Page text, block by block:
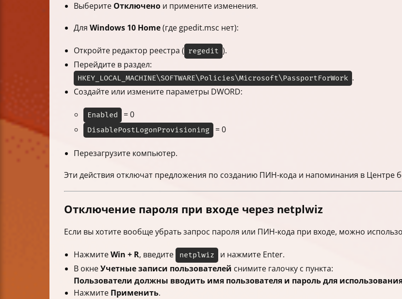
Выберите Отключено и примените изменения.
Для Windows 10 Home(где gpedit.msc нет):
Откройте редактор реестра ( regedit ).
Перейдите в раздел:
HKEY_LOCAL_MACHINE\SOFTWARE\Policies\Microsoft\PassportForWork .
Создайте или измените параметры DWORD:
Enabled = 0
DisablePostLogonProvisioning = 0
Перезагрузите компьютер.
Эти действия отключат предложения по созданию ПИН-кода и напоминания в Центре
Отключение пароля при входе через netplwiz
Если вы хотите вообще убрать запрос пароля или ПИН-кода при входе, можно
НажмитеWin + R, введите netplwiz
и нажмите Enter.
В окнеУчетные записи пользователей снимите галочку с пункта:
Пользователи должны вводить имя пользователя и пароль для
Нажмите Применить.